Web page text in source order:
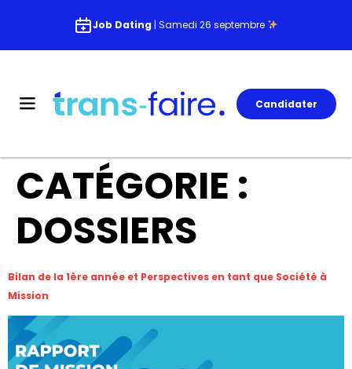
Job Dating | Samedi 26 septembre
Candidater
CATÉGORIE :
DOSSIERS
Bilan de la 1ère année et Perspectives en tant que Société à
Mission